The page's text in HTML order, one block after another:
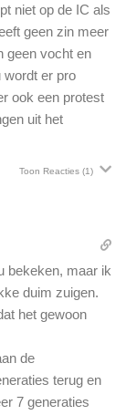
niet op de IC als
geen zin meer
geen vocht en
wordt er pro
ook een protest
uit het
Toon Reacties (1)
bekeken, maar ik
duim zuigen.
het gewoon
de
terug en
7 generaties